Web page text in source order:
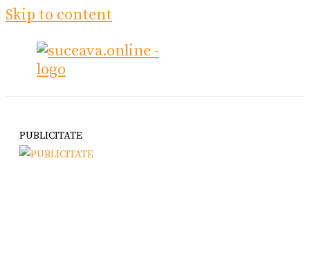
Skip to content
PUBLICITATE